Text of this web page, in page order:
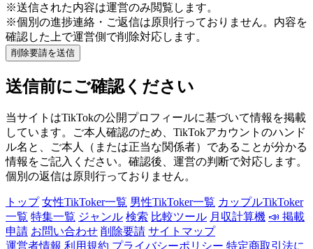
※送信された内容は運営のみ閲覧します。
※個別の進捗連絡・ご返信は原則行っておりません。内容を
確認した上で運営側で削除対応します。
削除要請を送信
送信前にご確認ください
当サイトはTikTokの公開プロフィールに基づいて情報を掲載
しています。ご本人確認のため、TikTokアカウントのハンド
ル名と、ご本人（または正当な関係者）であることが分かる
情報をご記入ください。確認後、運営の判断で対応します。
個別の返信は原則行っておりません。
トップ 女性TikToker一覧 男性TikToker一覧 カップルTikToker
一覧 特集一覧 ジャンル 検索 比較ツール 月収計算機 📣 掲載
申請 お問い合わせ 削除要請 サイトマップ
運営者情報 利用規約 プライバシーポリシー 特定商取引法に